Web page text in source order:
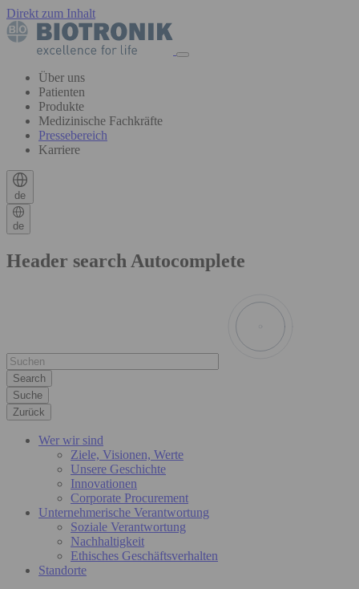
Direkt zum Inhalt
Über uns
Patienten
Produkte
Medizinische Fachkräfte
Pressebereich
Karriere
de
de
Header search Autocomplete
Suche
Zurück
Wer wir sind
Ziele, Visionen, Werte
Unsere Geschichte
Innovationen
Corporate Procurement
Unternehmerische Verantwortung
Soziale Verantwortung
Nachhaltigkeit
Ethisches Geschäftsverhalten
Standorte